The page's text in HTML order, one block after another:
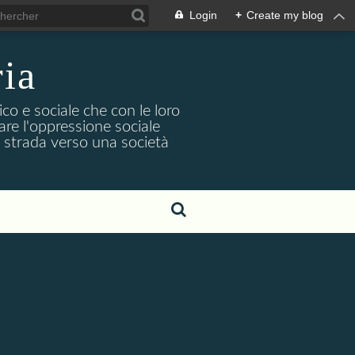
Login + Create my blog
e sociale che con le loro
l'oppressione sociale
verso una società